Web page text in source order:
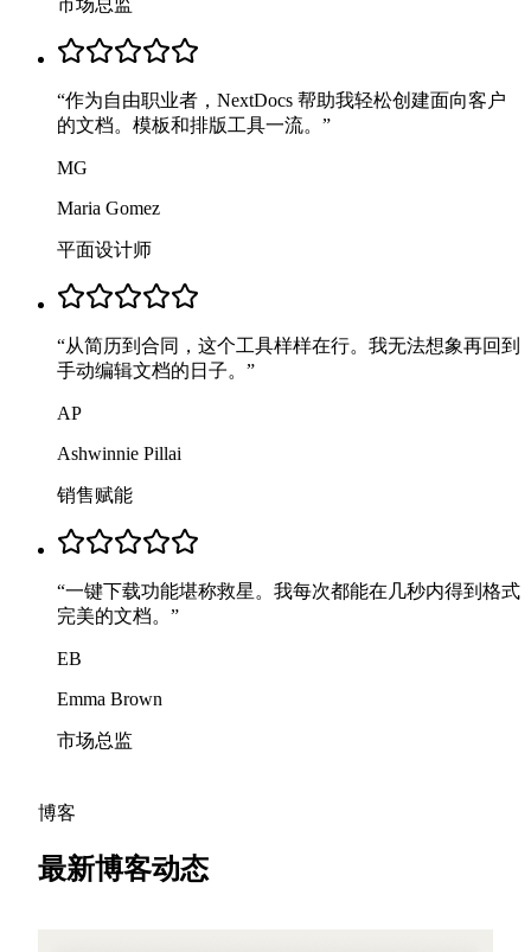
“作为自由职业者，NextDocs 帮助我轻松创建面向客户
的文档。模板和排版工具一流。 ”
MG
Maria Gomez
平面设计师
“从简历到合同，这个工具样样在行。我无法想象再回到
手动编辑文档的日子。 ”
AP
Ashwinnie Pillai
销售赋能
“一键下载功能堪称救星。我每次都能在几秒内得到格式
完美的文档。 ”
EB
Emma Brown
市场总监
博客
最新博客动态